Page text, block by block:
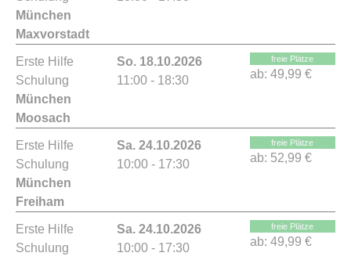
München
Maxvorstadt
Erste Hilfe
Schulung
München
Moosach
So. 18.10.2026
11:00 - 18:30
freie Plätze
ab: 49,99 €
Erste Hilfe
Schulung
München
Freiham
Sa. 24.10.2026
10:00 - 17:30
freie Plätze
ab: 52,99 €
Erste Hilfe
Schulung
Sa. 24.10.2026
10:00 - 17:30
freie Plätze
ab: 49,99 €